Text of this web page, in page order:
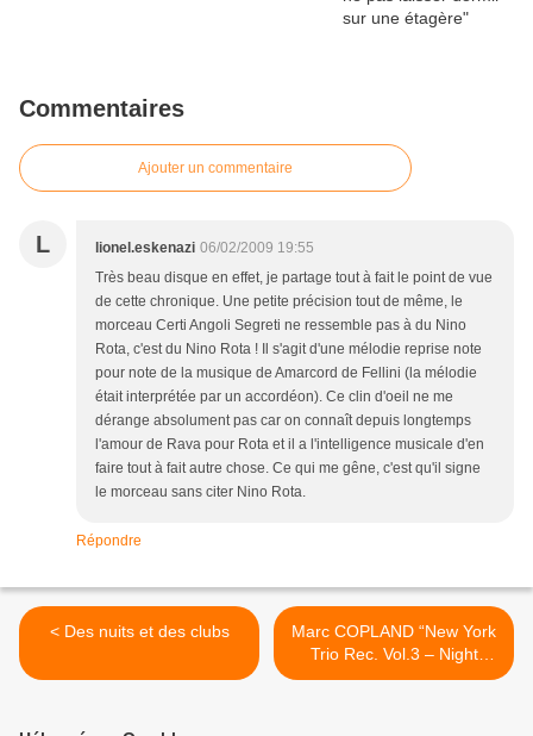
Commentaires
Ajouter un commentaire
L lionel.eskenazi 06/02/2009 19:55
Très beau disque en effet, je partage tout à fait le point de vue
de cette chronique. Une petite précision tout de même, le
morceau Certi Angoli Segreti ne ressemble pas à du Nino
Rota, c'est du Nino Rota ! Il s'agit d'une mélodie reprise note
pour note de la musique de Amarcord de Fellini (la mélodie
était interprétée par un accordéon). Ce clin d'oeil ne me
dérange absolument pas car on connaît depuis longtemps
l'amour de Rava pour Rota et il a l'intelligence musicale d'en
faire tout à fait autre chose. Ce qui me gêne, c'est qu'il signe
le morceau sans citer Nino Rota.
Répondre
< Des nuits et des clubs
Marc COPLAND “New York
Trio Rec. Vol.3 – Night
Whispers“ (Pirouet/Abeille